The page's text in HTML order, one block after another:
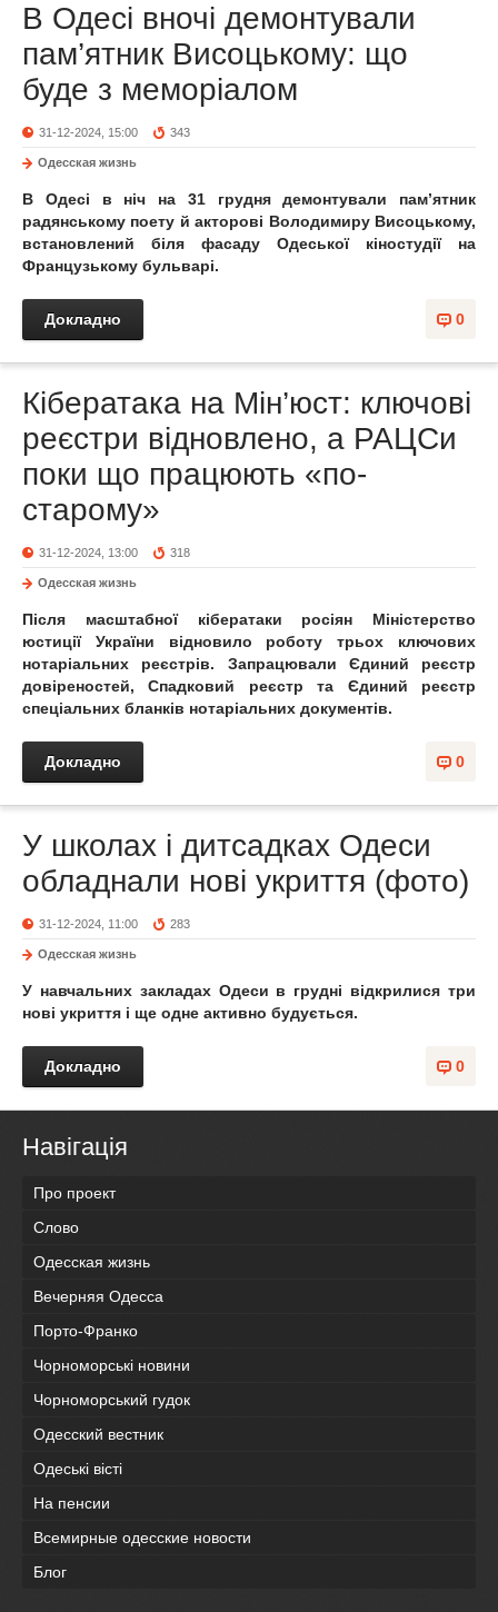
В Одесі вночі демонтували
пам’ятник Висоцькому: що
буде з меморіалом
31-12-2024, 15:00 343
Одесская жизнь
В Одесі в ніч на 31 грудня демонтували пам’ятник
радянському поету й акторові Володимиру Висоцькому,
встановлений біля фасаду Одеської кіностудії на
Французькому бульварі.
0
Докладно
Кібератака на Мін’юст: ключові
реєстри відновлено, а РАЦСи
поки що працюють «по-
старому»
31-12-2024, 13:00 318
Одесская жизнь
Після масштабної кібератаки росіян Міністерство
юстиції України відновило роботу трьох ключових
нотаріальних реєстрів. Запрацювали Єдиний реєстр
довіреностей, Спадковий реєстр та Єдиний реєстр
спеціальних бланків нотаріальних документів.
0
Докладно
У школах і дитсадках Одеси
обладнали нові укриття (фото)
31-12-2024, 11:00 283
Одесская жизнь
У навчальних закладах Одеси в грудні відкрилися три
нові укриття і ще одне активно будується.
0
Докладно
Навігація
Про проект
Слово
Одесская жизнь
Вечерняя Одесса
Порто-Франко
Чорноморські новини
Чорноморський гудок
Одесский вестник
Одеськi вiстi
На пенсии
Всемирные одесские новости
Блог